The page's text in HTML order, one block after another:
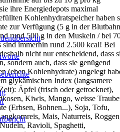
ihre Energiedepots maximal
Kohlenhydratspeicher haben
zur Verfügung (5 g in der
rund 500 g in den Muskeln / bei
sindimmerhin rund 2.500 kcal! Bei
nicht nurentscheidend, dass
sondern auch, dass sie genügend
(eben Kohlenhydrate) angelegt
glykämischen Index (langsamere
Äpfel (frisch oder getrocknet),
Kiwis, Mango, weisse
(Erbsen, Bohnen...), Soja, Tofu,
Mais, Naturreis,
Ravioli, Spaghetti,